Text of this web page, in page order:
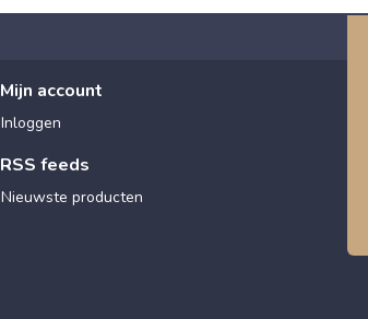
Mijn account
Inloggen
RSS feeds
Nieuwste producten